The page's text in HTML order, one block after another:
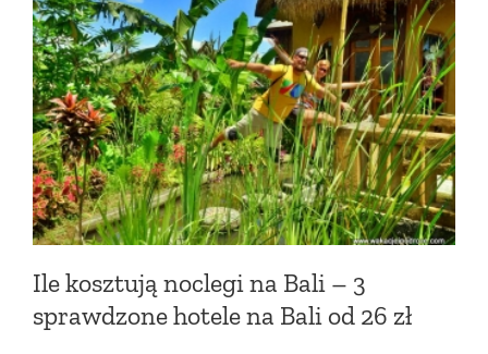
Ile kosztują noclegi na Bali – 3
sprawdzone hotele na Bali od 26 zł